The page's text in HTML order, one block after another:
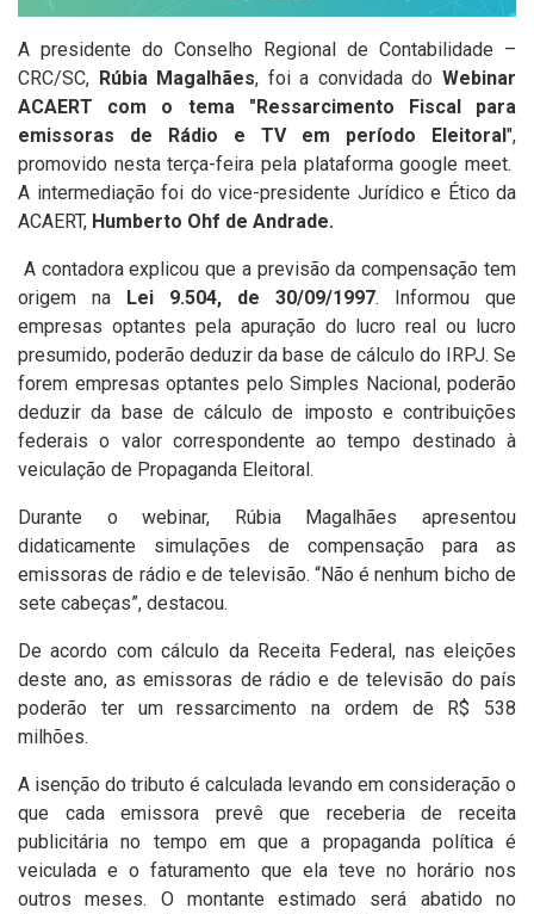
A presidente do Conselho Regional de Contabilidade –
CRC/SC, Rúbia Magalhães, foi a convidada doWebinar
ACAERT com o tema "Ressarcimento Fiscal para
emissoras de Rádio e TV em período Eleitoral",
promovido nesta terça-feira pela plataforma google meet.
A intermediação foi do vice-presidente Jurídico e Ético da
ACAERT, Humberto Ohf de Andrade.
A contadora explicou que a previsão da compensação tem
origem na Lei 9.504, de 30/09/1997. Informou que
empresas optantes pela apuração do lucro real ou lucro
presumido, poderão deduzir da base de cálculo do IRPJ. Se
forem empresas optantes pelo Simples Nacional, poderão
deduzir da base de cálculo de imposto e contribuições
federais o valor correspondente ao tempo destinado à
veiculação de Propaganda Eleitoral.
Durante o webinar, Rúbia Magalhães apresentou
didaticamente simulações de compensação para as
emissoras de rádio e de televisão. “Não é nenhum bicho de
sete cabeças”, destacou.
De acordo com cálculo da Receita Federal, nas eleições
deste ano, as emissoras de rádio e de televisão do país
poderão ter um ressarcimento na ordem de R$ 538
milhões.
A isenção do tributo é calculada levando em consideração o
que cada emissora prevê que receberia de receita
publicitária no tempo em que a propaganda política é
veiculada e o faturamento que ela teve no horário nos
outros meses. O montante estimado será abatido no